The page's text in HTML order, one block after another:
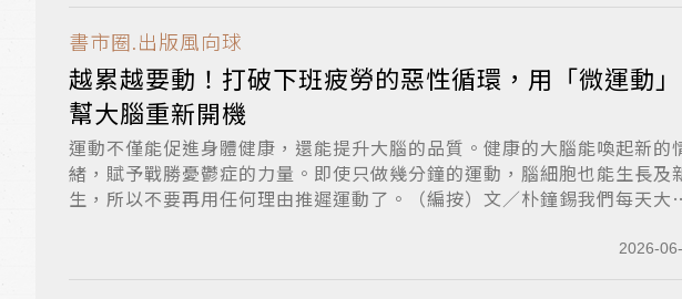
書市圈.出版風向球
越累越要動！打破下班疲勞的惡性循環，用「微運動」
幫大腦重新開機
運動不僅能促進身體健康，還能提升大腦的品質。健康的大腦能喚起新的
緒，賦予戰勝憂鬱症的力量。即使只做幾分鐘的運動，腦細胞也能生長及
生，所以不要再用任何理由推遲運動了。（編按）文／朴鐘錫我們每天大
2026-